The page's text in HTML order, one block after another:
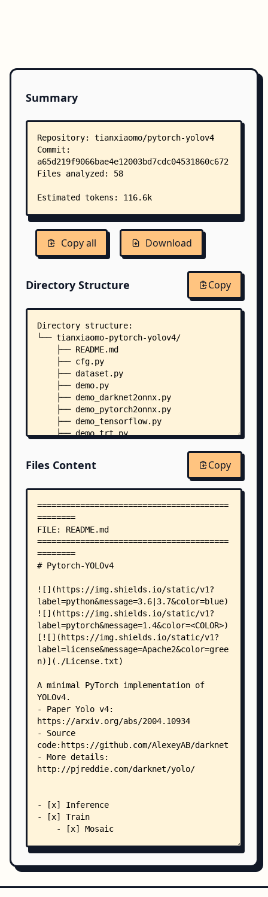
Summary
Copy all Download
Directory Structure Copy
Directory structure:
└── tianxiaomo-pytorch-yolov4/
    ├── README.md
    ├── cfg.py
    ├── dataset.py
    ├── demo.py
    ├── demo_darknet2onnx.py
    ├── demo_pytorch2onnx.py
    ├── demo_tensorflow.py
    ├── demo_trt.py
    ├── models.py
    ├── train.py
    ├── Use_yolov4_to_train_your_own_data.md
    ├── cfg/
    │   ├── yolov3-tiny.cfg
    │   ├── yolov3.cfg
    │   ├── yolov4-custom.cfg
    │   ├── yolov4-sam-mish.cfg
    │   └── yolov4.cfg
    ├── data/
    │   ├── coco.names
    │   └── voc.names
    ├── DeepStream/
    │   ├── Readme.md
    │   ├── config_infer_primary_yoloV4.txt
    │   ├── labels.txt
    │   └── nvdsinfer_custom_impl_Yolo/
    │       ├── Readme.md
    │       ├── kernels.cu
    │       ├── Makefile
    │       ├── nvdsinfer_yolo_engine.cpp
    │       ├── nvdsparsebbox_Yolo.cpp
    │       ├── trt_utils.cpp
    │       ├── yolo.h
    │       ├── yoloPlugins.cpp
    │       └── yoloPlugins.h
        ├── __init__.py
        ├── camera.py
        ├── config.py
Files Content Copy